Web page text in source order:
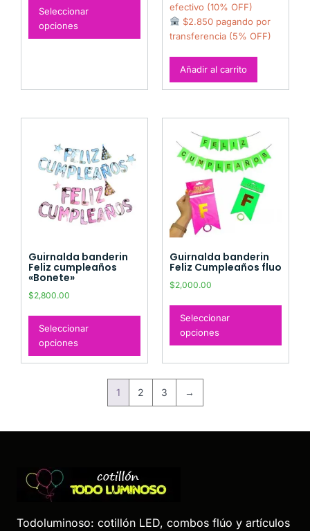
Seleccionar
opciones
efectivo (10% OFF)
$2.850 pagando por
transferencia (5% OFF)
Añadir al carrito
Guirnalda banderin
Feliz cumpleaños
«Bonete»
$2,800.00
Seleccionar
opciones
Guirnalda banderin
Feliz Cumpleaños fluo
$2,000.00
Seleccionar
opciones
1 2 3 →
Todoluminoso: cotillón LED, combos flúo y artículos